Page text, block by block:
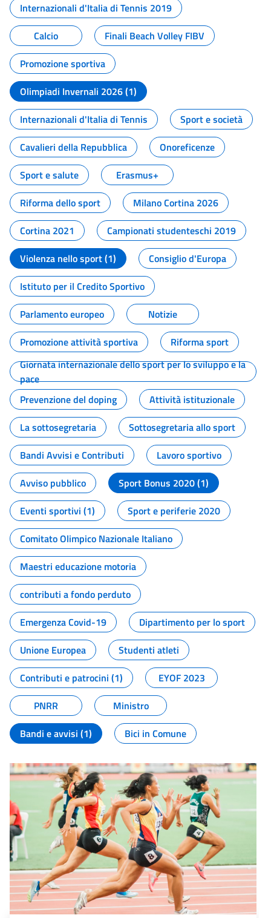
Internazionali d'Italia di Tennis 2019
Calcio
Finali Beach Volley FIBV
Promozione sportiva
Olimpiadi Invernali 2026 (1)
Internazionali d'Italia di Tennis
Sport e società
Cavalieri della Repubblica
Onoreficenze
Sport e salute
Erasmus+
Riforma dello sport
Milano Cortina 2026
Cortina 2021
Campionati studenteschi 2019
Violenza nello sport (1)
Consiglio d'Europa
Istituto per il Credito Sportivo
Parlamento europeo
Notizie
Promozione attività sportiva
Riforma sport
Giornata internazionale dello sport per lo sviluppo e la
pace
Prevenzione del doping
Attività istituzionale
La sottosegretaria
Sottosegretaria allo sport
Bandi Avvisi e Contributi
Lavoro sportivo
Avviso pubblico
Sport Bonus 2020 (1)
Eventi sportivi (1)
Sport e periferie 2020
Comitato Olimpico Nazionale Italiano
Maestri educazione motoria
contributi a fondo perduto
Emergenza Covid-19
Dipartimento per lo sport
Unione Europea
Studenti atleti
Contributi e patrocini (1)
EYOF 2023
PNRR
Ministro
Bandi e avvisi (1)
Bici in Comune